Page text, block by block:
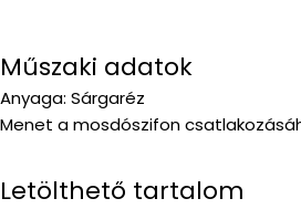
Műszaki adatok
Anyaga: Sárgaréz
Menet a mosdószifon
Letölthető tartalom